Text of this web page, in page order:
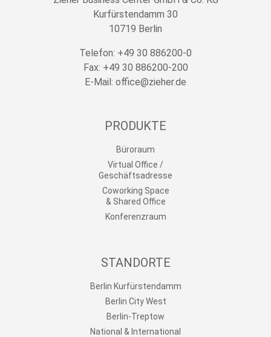
Kurfürstendamm 30
10719 Berlin
Telefon: +49 30 886200-0
Fax: +49 30 886200-200
E-Mail: office@zieher.de
PRODUKTE
Büroraum
Virtual Office /
Geschäftsadresse
Coworking Space
& Shared Office
Konferenzraum
STANDORTE
Berlin Kurfürstendamm
Berlin City West
Berlin-Treptow
National & International